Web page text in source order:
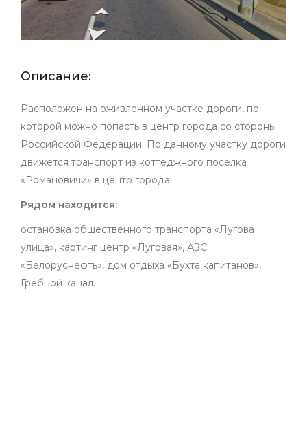
Описание:
Расположен на оживленном участке дороги, по
которой можно попасть в центр города со стороны
Российской Федерации. По данному участку дороги
движется транспорт из коттеджного поселка
«Романовичи» в центр города.
Рядом находится:
остановка общественного транспорта «Лугова
улица», картинг центр «Луговая», АЗС
«Белоруснефть», дом отдыха «Бухта капитанов»,
Гребной канал.